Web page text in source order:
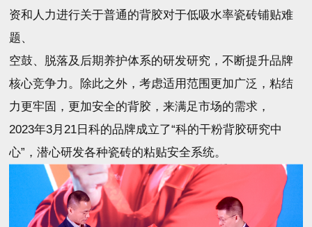
资和人力进行关于普通的背胶对于低吸水率瓷砖铺贴难
题、
空鼓、脱落及后期养护体系的研发研究，不断提升品牌
核心竞争力。除此之外，考虑适用范围更加广泛，粘结
力更牢固，更加安全的背胶，来满足市场的需求，
2023年3月21日科的品牌成立了“科的干粉背胶研究中
心”，潜心研发各种瓷砖的粘贴安全系统。